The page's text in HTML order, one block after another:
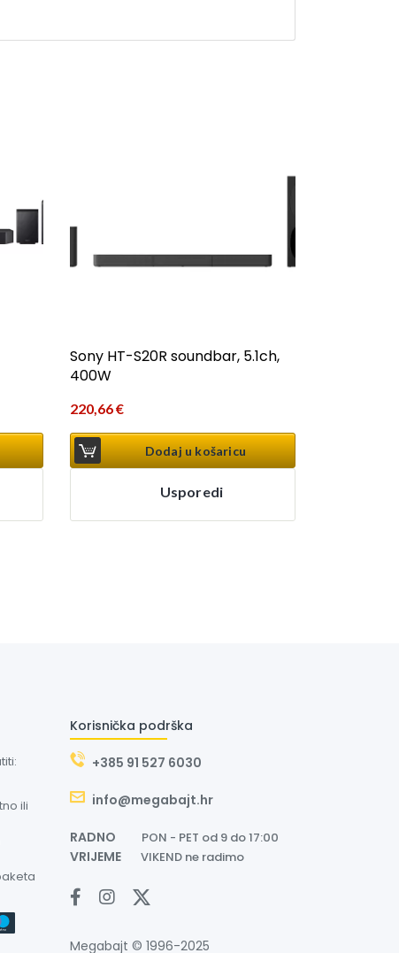
Sony HT-S20R soundbar, 5.1ch,
400W
220,66€
Dodaj u košaricu
Usporedi
ili
Korisnička podrška
+385 91 527 6030
info@megabajt.hr
RADNO PON - PET od 9 do 17:00
VRIJEME VIKEND ne radimo
Megabajt © 1996-2025